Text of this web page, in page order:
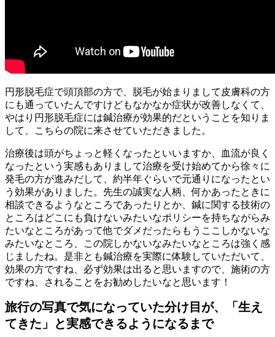
円形脱毛症で頭頂部の方で、脱毛が始まりまして皮膚科の方
にも通っていたんですけどもなかなか症状が改善しなくて、
やはり円形脱毛症には鍼治療が効果的だということを知りま
して、こちらの院に来させていただきました。
治療後は頭がちょっと軽くなったといいますか、血流が良く
なったという実感もありまして治療を受け始めてから徐々に
発毛の方が進みだして、約半年ぐらいで元通りになったとい
う効果がありました。先生の誠実な人柄、何かあったときに
相談できるようなところであったりとか、鍼に関する技術の
ところはどこにも負けないみたいなポリシーを持ちながらみ
たいなところがあって他でダメだったらもうここしかないな
みたいなところ、この院しかないなみたいなところは強く感
じましたね。是非とも鍼治療を実際に体験していただいて、
効果の方ですね、必ず効果は出ると思いますので、施術の方
ですね、されることをお勧めしたいなと思います！
旅行の写真で気になっていた分け目が、「生え
てきた」と実感できるようになるまで